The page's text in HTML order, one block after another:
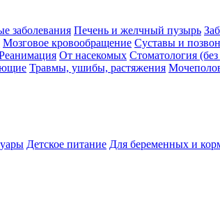
заболевания Печень и желчный пузырь
Мозговое кровообращение Суставы и
От насекомых Стоматология
Травмы, ушибы, растяжения
Детское питание Для беременных и